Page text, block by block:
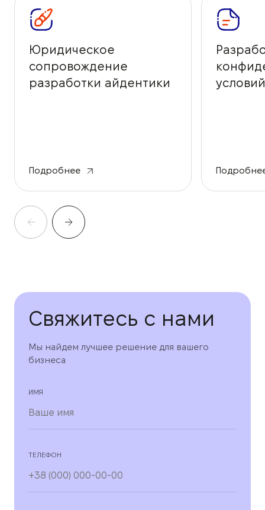
Юридическое
сопровождение
разработки айдентики
Подробнее
Свяжитесь с нами
Мы найдем лучшее решение для вашего
бизнеса
ИМЯ
ТЕЛЕФОН